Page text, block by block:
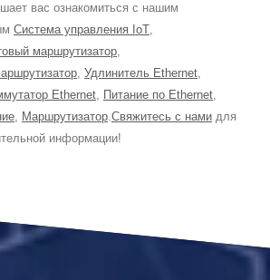
вас ознакомиться с нашим
Система управления IoT,
маршрутизатор,
, Удлинитель Ethernet,
Ethernet, Питание по Ethernet,
, Маршрутизатор.Свяжитесь с нами для
информации!